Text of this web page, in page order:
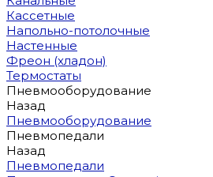
Кассетные
Напольно-потолочные
Настенные
Фреон (хладон)
Термостаты
Пневмооборудование
Назад
Пневмооборудование
Пневмопедали
Назад
Пневмопедали